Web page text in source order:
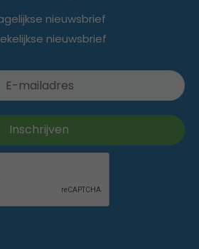
nieuwsbrief
nieuwsbrief